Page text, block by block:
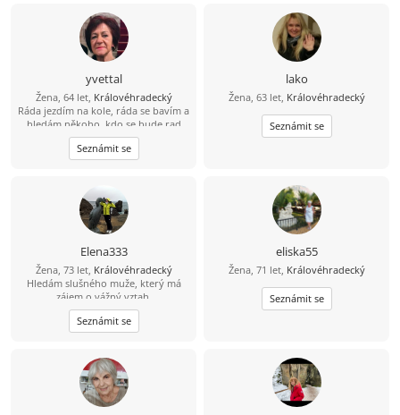
yvettal
Žena, 64 let, Královéhradecký
Ráda jezdím na kole, ráda se bavím a
hledám někoho, kdo se bude rad
bavit se mnou.
Seznámit se
lako
Žena, 63 let, Královéhradecký
Seznámit se
Elena333
Žena, 73 let, Královéhradecký
Hledám slušného muže, který má
zájem o vážný vztah.
Seznámit se
eliska55
Žena, 71 let, Královéhradecký
Seznámit se